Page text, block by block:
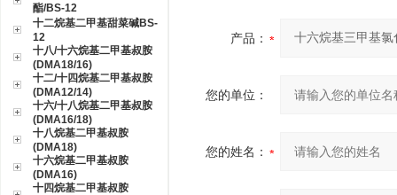
酯/BS-12
十二烷基二甲基甜菜碱BS-
12
十八/十六烷基二甲基叔胺
(DMA18/16)
十二/十四烷基二甲基叔胺
(DMA12/14)
十六/十八烷基二甲基叔胺
(DMA16/18)
十八烷基二甲基叔胺
(DMA18)
十六烷基二甲基叔胺
(DMA16)
十四烷基二甲基叔胺
产品：
您的单位：
您的姓名：